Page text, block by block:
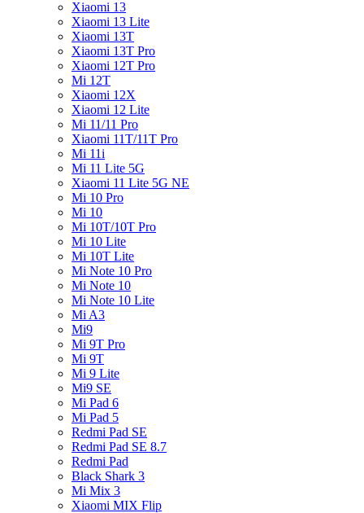
Xiaomi 13
Xiaomi 13 Lite
Xiaomi 13T
Xiaomi 13T Pro
Xiaomi 12T Pro
Mi 12T
Xiaomi 12X
Xiaomi 12 Lite
Mi 11/11 Pro
Xiaomi 11T/11T Pro
Mi 11i
Mi 11 Lite 5G
Xiaomi 11 Lite 5G NE
Mi 10 Pro
Mi 10
Mi 10T/10T Pro
Mi 10 Lite
Mi 10T Lite
Mi Note 10 Pro
Mi Note 10
Mi Note 10 Lite
Mi A3
Mi9
Mi 9T Pro
Mi 9T
Mi 9 Lite
Mi9 SE
Mi Pad 6
Mi Pad 5
Redmi Pad SE
Redmi Pad SE 8.7
Redmi Pad
Black Shark 3
Mi Mix 3
Xiaomi MIX Flip